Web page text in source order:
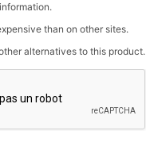
than on other sites.
alternatives to this product.